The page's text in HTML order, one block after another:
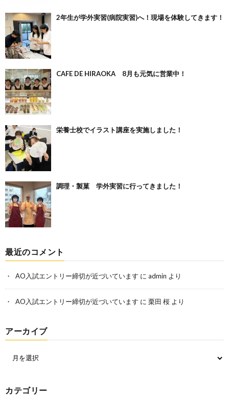
2年生が学外実習(病院実習)へ！現場を体験してきます！
CAFE DE HIRAOKA 8月も元気に営業中！
栄養士校でイラスト講座を実施しました！
調理・製菓 学外実習に行ってきました！
最近のコメント
AO入試エントリー締切が近づいています に admin より
AO入試エントリー締切が近づいています に 栗田 桜 より
アーカイブ
カテゴリー